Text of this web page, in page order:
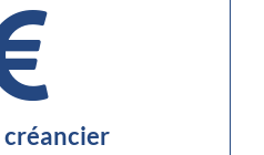
créancier